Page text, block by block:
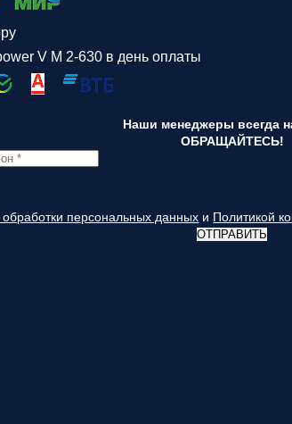
V M 2-630 в день оплаты
Наши менеджеры всегда
ОБРАЩАЙТЕСЬ!
персональных данных и Политикой
ОТПРАВИТЬ